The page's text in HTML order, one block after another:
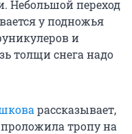
Небольшой переход
у подножья
и
толщи снега надо
рассказывает,
тропу на